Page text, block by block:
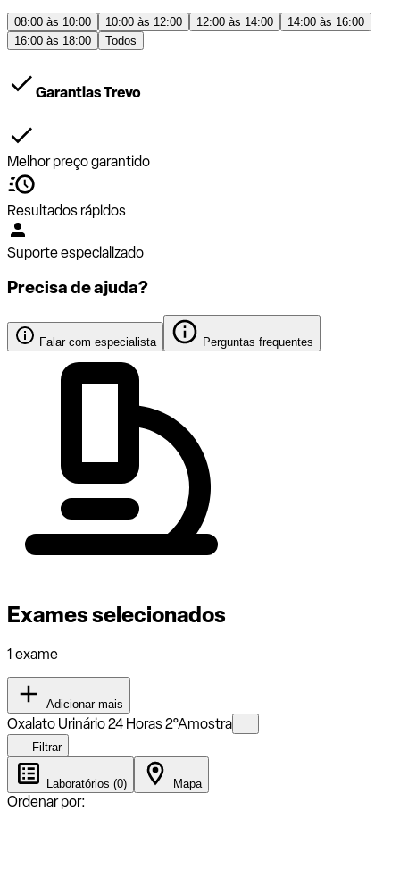
08:00 às 10:00 10:00 às 12:00 12:00 às 14:00
14:00 às 16:00
16:00 às 18:00
Todos
Garantias Trevo
Melhor preço garantido
Resultados rápidos
Suporte especializado
Precisa de ajuda?
Falar com especialista Perguntas frequentes
Exames selecionados
1 exame
Adicionar mais
Oxalato Urinário 24 Horas 2°Amostra
Filtrar
Laboratórios (0) Mapa
Ordenar por: